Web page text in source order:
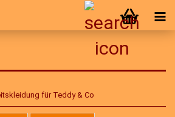
für Teddy & Co